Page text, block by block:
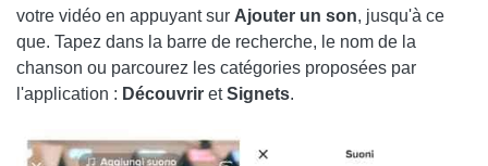
votre vidéo en appuyant sur Ajouter un son, jusqu'à ce
que. Tapez dans la barre de recherche, le nom de la
chanson ou parcourez les catégories proposées par
l'application : Découvrir etSignets.